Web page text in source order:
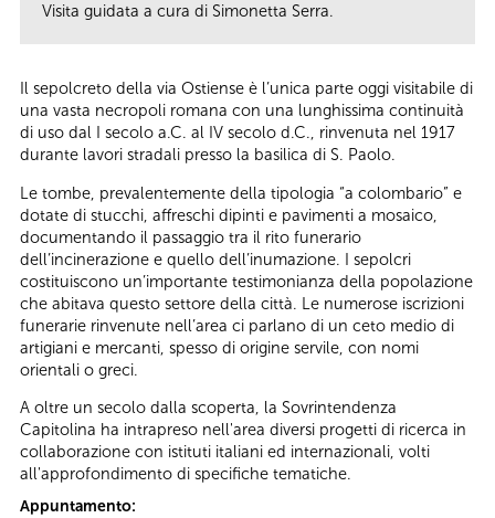
Visita guidata a cura di Simonetta Serra.
Il sepolcreto della via Ostiense è l’unica parte oggi visitabile di
una vasta necropoli romana con una lunghissima continuità
di uso dal I secolo a.C. al IV secolo d.C., rinvenuta nel 1917
durante lavori stradali presso la basilica di S. Paolo.
Le tombe, prevalentemente della tipologia “a colombario” e
dotate di stucchi, affreschi dipinti e pavimenti a mosaico,
documentando il passaggio tra il rito funerario
dell’incinerazione e quello dell’inumazione. I sepolcri
costituiscono un’importante testimonianza della popolazione
che abitava questo settore della città. Le numerose iscrizioni
funerarie rinvenute nell’area ci parlano di un ceto medio di
artigiani e mercanti, spesso di origine servile, con nomi
orientali o greci.
A oltre un secolo dalla scoperta, la Sovrintendenza
Capitolina ha intrapreso nell'area diversi progetti di ricerca in
collaborazione con istituti italiani ed internazionali, volti
all'approfondimento di specifiche tematiche.
Appuntamento: